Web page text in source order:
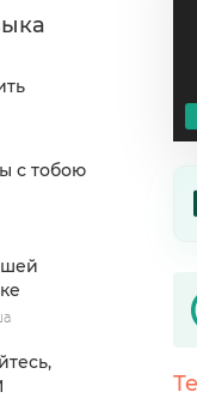
с тобою